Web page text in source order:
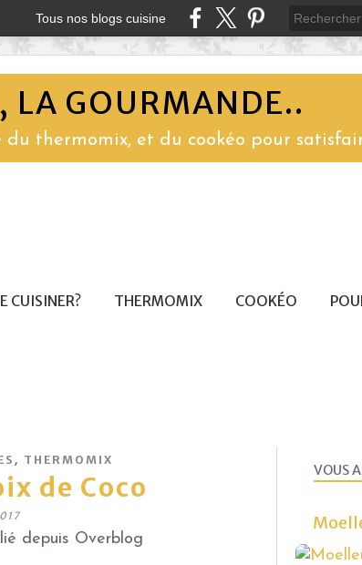
Tous nos blogs cuisine
LA GOURMANDE..
du thermomix, et du cookéo pour
CUISINER? THERMOMIX COOKÉO
, THERMOMIX
de Coco
depuis Overblog
VOUS